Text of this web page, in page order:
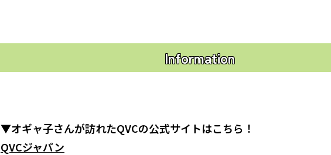
Information
▼オギャ子さんが訪れたQVCの公式サイトはこちら！
QVCジャパン